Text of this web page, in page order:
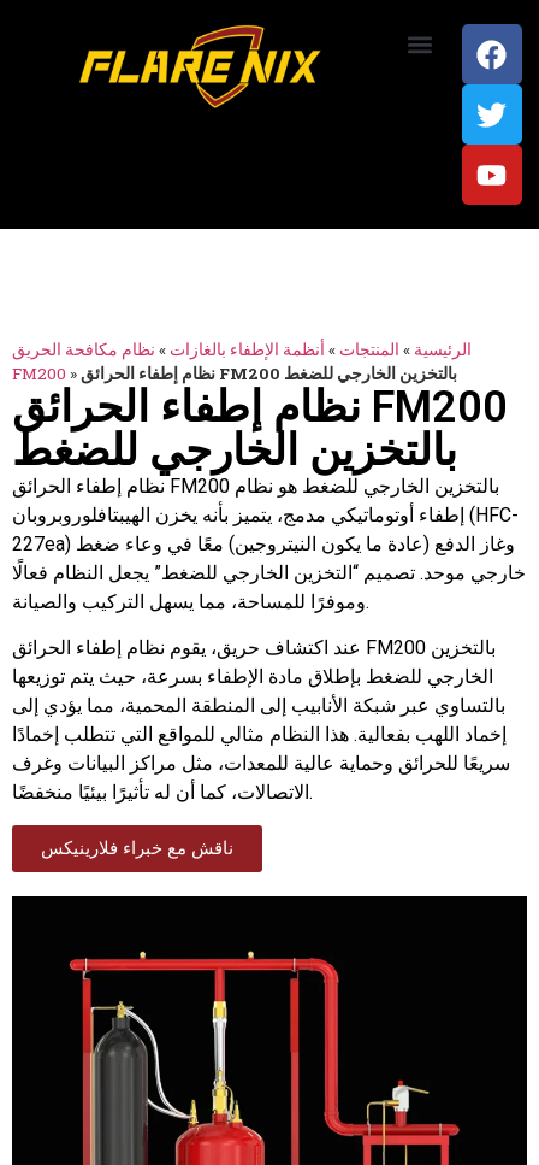
الرئيسية » المنتجات » أنظمة الإطفاء بالغازات » نظام مكافحة الحريق
FM200 » نظام إطفاء الحرائق FM200 بالتخزين الخارجي للضغط
نظام إطفاء الحرائق FM200
بالتخزين الخارجي للضغط
نظام إطفاء الحرائق FM200 بالتخزين الخارجي للضغط هو نظام
إطفاء أوتوماتيكي مدمج، يتميز بأنه يخزن الهيبتافلوروبروبان (HFC-
227ea) وغاز الدفع (عادة ما يكون النيتروجين) معًا في وعاء ضغط
خارجي موحد. تصميم “التخزين الخارجي للضغط” يجعل النظام فعالًا
وموفرًا للمساحة، مما يسهل التركيب والصيانة.
عند اكتشاف حريق، يقوم نظام إطفاء الحرائق FM200 بالتخزين
الخارجي للضغط بإطلاق مادة الإطفاء بسرعة، حيث يتم توزيعها
بالتساوي عبر شبكة الأنابيب إلى المنطقة المحمية، مما يؤدي إلى
إخماد اللهب بفعالية. هذا النظام مثالي للمواقع التي تتطلب إخمادًا
سريعًا للحرائق وحماية عالية للمعدات، مثل مراكز البيانات وغرف
الاتصالات، كما أن له تأثيرًا بيئيًا منخفضًا.
ناقش مع خبراء فلارينيكس